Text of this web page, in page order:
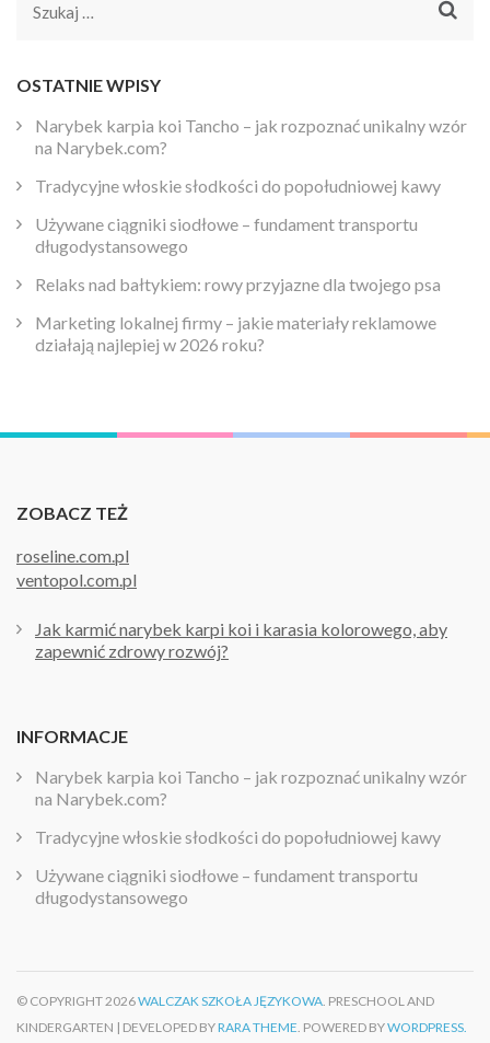
Szukaj:
OSTATNIE WPISY
Narybek karpia koi Tancho – jak rozpoznać unikalny wzór
na Narybek.com?
Tradycyjne włoskie słodkości do popołudniowej kawy
Używane ciągniki siodłowe – fundament transportu
długodystansowego
Relaks nad bałtykiem: rowy przyjazne dla twojego psa
Marketing lokalnej firmy – jakie materiały reklamowe
działają najlepiej w 2026 roku?
ZOBACZ TEŻ
roseline.com.pl
ventopol.com.pl
Jak karmić narybek karpi koi i karasia kolorowego, aby
zapewnić zdrowy rozwój?
INFORMACJE
Narybek karpia koi Tancho – jak rozpoznać unikalny wzór
na Narybek.com?
Tradycyjne włoskie słodkości do popołudniowej kawy
Używane ciągniki siodłowe – fundament transportu
długodystansowego
© COPYRIGHT 2026WALCZAK SZKOŁA JĘZYKOWA . PRESCHOOL AND
KINDERGARTEN | DEVELOPED BYRARA THEME . POWERED BYWORDPRESS.